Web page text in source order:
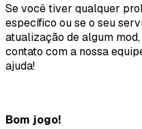
Se você tiver qualquer
específico ou se o seu
atualização de algum
contato com a nossa
ajuda!
Bom jogo!